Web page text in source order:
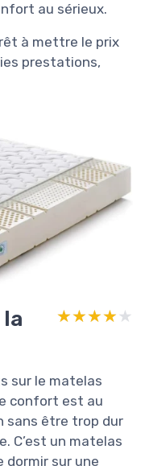
au sérieux.
à mettre le prix
prestations,
★★★★★
★★★★★
sur le matelas
confort est au
sans être trop dur
C’est un matelas
dormir sur une